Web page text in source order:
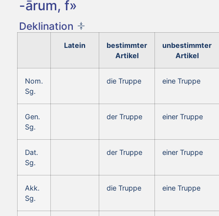
-ārum, f»
Deklination
Latein
bestimmter
Artikel
unbestimmter
Artikel
Nom.
Sg.
die Truppe eine Truppe
Gen.
Sg.
der Truppe einer Truppe
Dat.
Sg.
der Truppe einer Truppe
Akk.
Sg.
die Truppe eine Truppe